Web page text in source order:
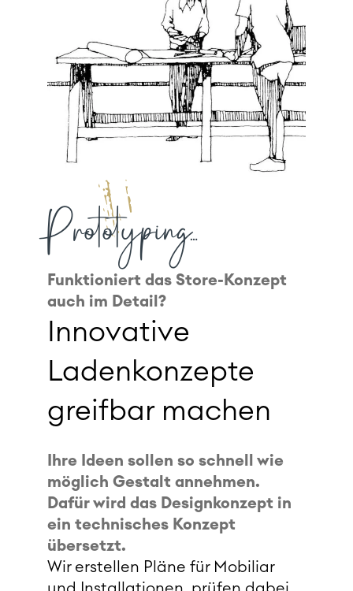
Prototyping…
Funktioniert das Store-Konzept
auch im Detail?
Innovative
Ladenkonzepte
greifbar machen
Ihre Ideen sollen so schnell wie
möglich Gestalt annehmen.
Dafür wird das Designkonzept in
ein technisches Konzept
übersetzt.
Wir erstellen Pläne für Mobiliar